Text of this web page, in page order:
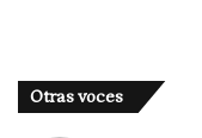
Otras voces